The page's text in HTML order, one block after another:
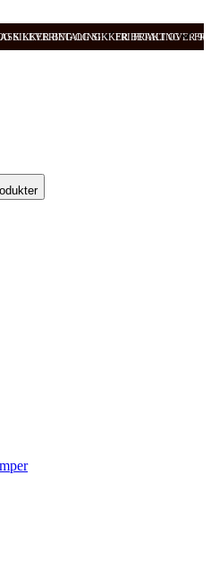
SIKKER BETALING FRI FRAKT OVER
LEVERING OG SIKKER BETALING